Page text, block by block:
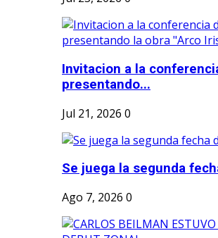
Invitacion a la
presentando...
Jul 21, 2026 0
Se juega la segunda
Ago 7, 2026 0